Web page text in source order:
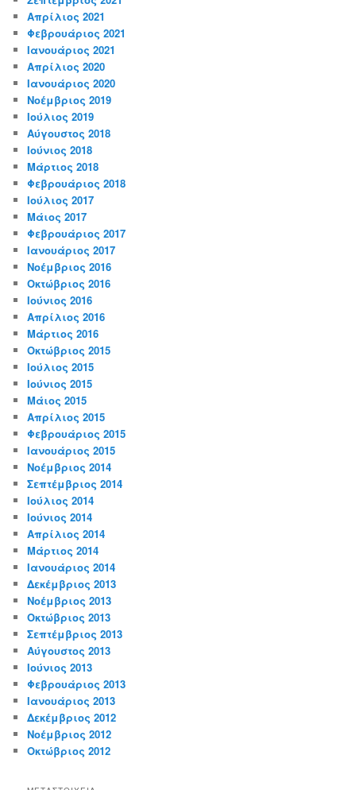
Απρίλιος 2021
Φεβρουάριος 2021
Ιανουάριος 2021
Απρίλιος 2020
Ιανουάριος 2020
Νοέμβριος 2019
Ιούλιος 2019
Αύγουστος 2018
Ιούνιος 2018
Μάρτιος 2018
Φεβρουάριος 2018
Ιούλιος 2017
Μάιος 2017
Φεβρουάριος 2017
Ιανουάριος 2017
Νοέμβριος 2016
Οκτώβριος 2016
Ιούνιος 2016
Απρίλιος 2016
Μάρτιος 2016
Οκτώβριος 2015
Ιούλιος 2015
Ιούνιος 2015
Μάιος 2015
Απρίλιος 2015
Φεβρουάριος 2015
Ιανουάριος 2015
Νοέμβριος 2014
Σεπτέμβριος 2014
Ιούλιος 2014
Ιούνιος 2014
Απρίλιος 2014
Μάρτιος 2014
Ιανουάριος 2014
Δεκέμβριος 2013
Νοέμβριος 2013
Οκτώβριος 2013
Σεπτέμβριος 2013
Αύγουστος 2013
Ιούνιος 2013
Φεβρουάριος 2013
Ιανουάριος 2013
Δεκέμβριος 2012
Νοέμβριος 2012
Οκτώβριος 2012